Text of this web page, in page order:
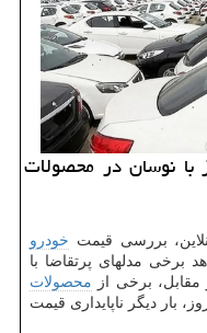
با نوسان در محصولات
بررسی قیمت خودرو
۱۴۰۴ نشان میدهد برخی مدلهای پرتقاضا با
برخی از محصولات
بار دیگر ناپایداری قیمت